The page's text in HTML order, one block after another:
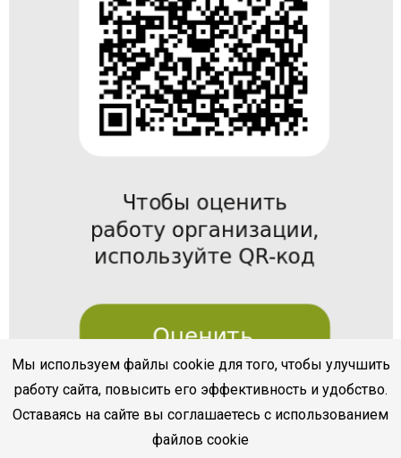
Мы используем файлы cookie для того, чтобы улучшить
работу сайта, повысить его эффективность и удобство.
Оставаясь на сайте вы соглашаетесь с использованием
файлов cookie